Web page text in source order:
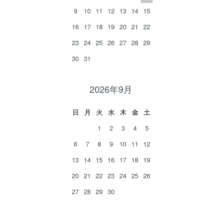
9
10 11 12 13 14 15
16 17 18 19 20 21
22
23 24 25 26 27 28 29
30 31
2026年9月
日 月 火 水 木 金
土
1
2 3 4
5
6
7 8 9 10 11
12
13 14 15 16 17 18 19
20 21 22 23 24 25 26
27 28 29 30